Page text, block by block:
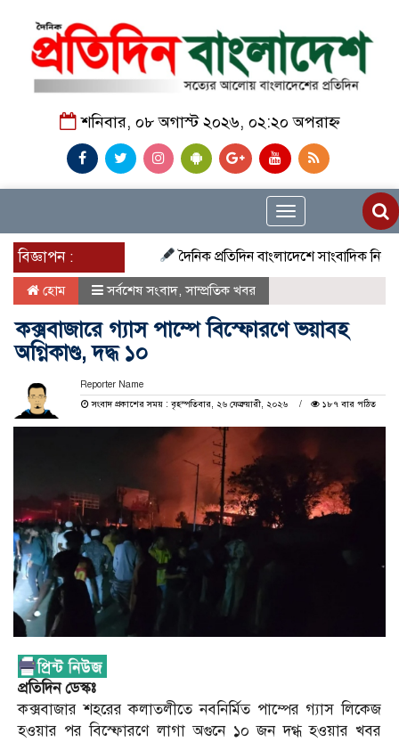
শনিবার, ০৮ অগাস্ট ২০২৬, ০২:২০ অপরাহ্ন
Toggle
navigation
বিজ্ঞাপন :
দৈনিক প্রতিদিন বাংলাদেশে সাংবাদিক নিয়োগ
হোম সর্বশেষ সংবাদ,সাম্প্রতিক খবর
কক্সবাজারে গ্যাস পাম্পে বিস্ফোরণে ভয়াবহ
অগ্নিকাণ্ড, দদ্ধ ১০
Reporter Name
সংবাদ প্রকাশের সময় : বৃহস্পতিবার, ২৬ ফেব্রুয়ারী, ২০২৬
১৮৭ বার পঠিত
প্রতিদিন ডেস্কঃ
কক্সবাজার শহরের কলাতলীতে নবনির্মিত পাম্পের গ্যাস লিকেজ
হওয়ার পর বিস্ফোরণে লাগা অগুনে ১০ জন দগ্ধ হওয়ার খবর